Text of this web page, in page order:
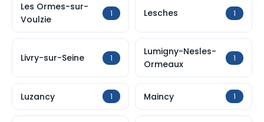
Les Ormes-sur-
Voulzie
1 Lesches 1
Livry-sur-Seine 1
Lumigny-Nesles-
Ormeaux
1
Luzancy 1 Maincy 1